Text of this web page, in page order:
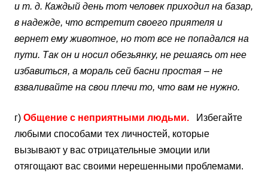
и т. д. Каждый день тот человек приходил на базар,
в надежде, что встретит своего приятеля и
вернет ему животное, но тот все не попадался на
пути. Так он и носил обезьянку, не решаясь от нее
избавиться, а мораль сей басни простая – не
взваливайте на свои плечи то, что вам не нужно.
г) Общение с неприятными людьми. Избегайте
любыми способами тех личностей, которые
вызывают у вас отрицательные эмоции или
отягощают вас своими нерешенными проблемами.